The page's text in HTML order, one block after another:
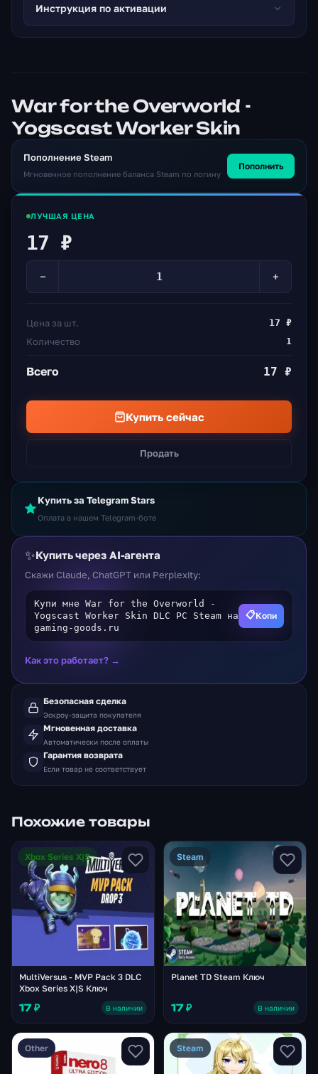
Инструкция по активации
War for the Overworld -
Yogscast Worker Skin
Пополнение Steam
Мгновенное пополнение баланса Steam по логину
Пополнить
ЛУЧШАЯ ЦЕНА
17 ₽
− +
Цена за шт. 17 ₽
Количество 1
Всего 17 ₽
Купить сейчас
Продать
Купить за Telegram Stars
Оплата в нашем Telegram-боте
✨Купить через AI-агента
Скажи Claude, ChatGPT или Perplexity:
Купи мне War for the Overworld -
Yogscast Worker Skin DLC PC Steam на
gaming-goods.ru
📋Копи
Как это работает? →
Безопасная сделка
Эскроу-защита покупателя
Мгновенная доставка
Автоматически после оплаты
Гарантия возврата
Если товар не соответствует
Похожие товары
Xbox Series X|S
MultiVersus - MVP Pack 3 DLC
Xbox Series X|S Ключ
17 ₽ В наличии
Steam
Planet TD Steam Ключ
17 ₽ В наличии
Other Steam